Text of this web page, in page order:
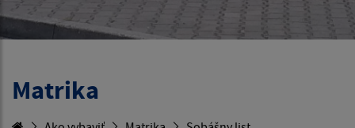
Matrika